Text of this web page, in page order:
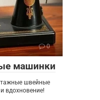
0
машинки
швейные
вдохновение!